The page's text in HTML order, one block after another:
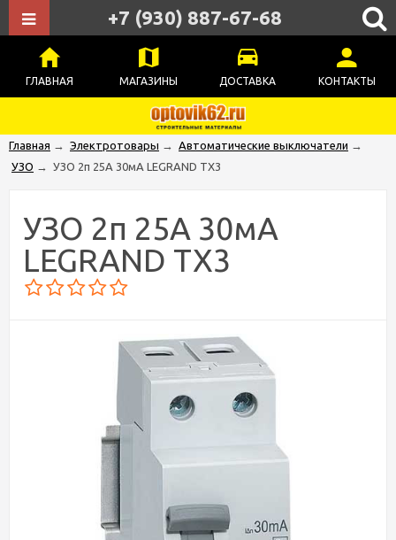
ГЛАВНАЯ МАГАЗИНЫ ДОСТАВКА КОНТАКТЫ
+7 (930) 887-67-68
Главная → Электротовары → Автоматические выключатели →
УЗО → УЗО 2п 25А 30мА LEGRAND TX3
УЗО 2п 25А 30мА
LEGRAND TX3